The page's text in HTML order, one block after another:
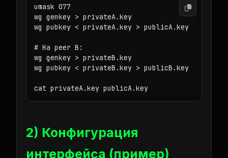
umask 077
wg genkey > privateA.key
wg pubkey < privateA.key > publicA.key
# На peer B:
wg genkey > privateB.key
wg pubkey < privateB.key > publicB.key
cat privateA.key publicA.key
2) Конфигурация
интерфейса (пример)